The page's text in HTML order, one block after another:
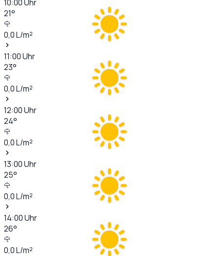
10:00Uhr
21°
0,0L/m²
11:00Uhr
23°
0,0L/m²
12:00Uhr
24°
0,0L/m²
13:00Uhr
25°
0,0L/m²
14:00Uhr
26°
0,0L/m²